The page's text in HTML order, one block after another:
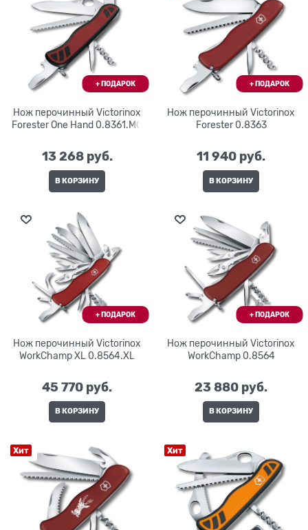
Нож перочинный Victorinox
Forester One Hand 0.8361.MC
13 268 руб.
В КОРЗИНУ
Нож перочинный Victorinox
Forester 0.8363
11 940 руб.
В КОРЗИНУ
Нож перочинный Victorinox
WorkChamp XL 0.8564.XL
45 770 руб.
В КОРЗИНУ
Нож перочинный Victorinox
WorkChamp 0.8564
23 880 руб.
В КОРЗИНУ
Хит Хит